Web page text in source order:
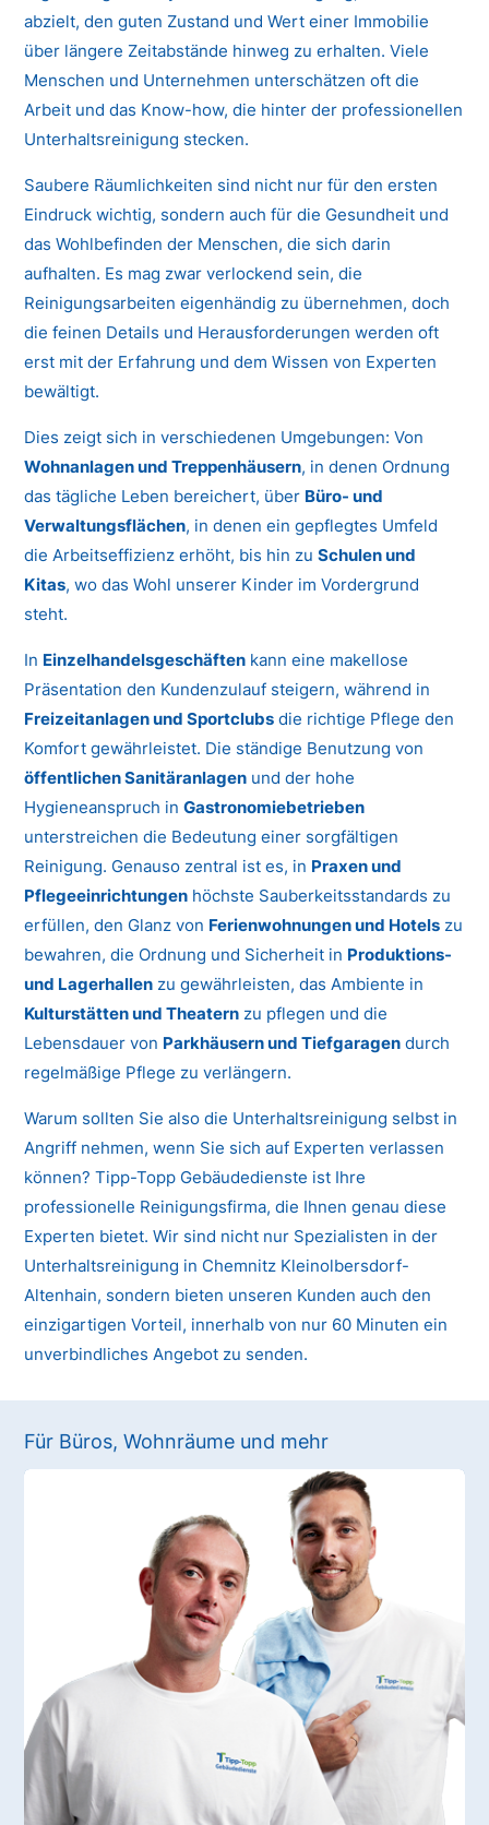
abzielt, den guten Zustand und Wert einer Immobilie
über längere Zeitabstände hinweg zu erhalten. Viele
Menschen und Unternehmen unterschätzen oft die
Arbeit und das Know-how, die hinter der professionellen
Unterhaltsreinigung stecken.
Saubere Räumlichkeiten sind nicht nur für den ersten
Eindruck wichtig, sondern auch für die Gesundheit und
das Wohlbefinden der Menschen, die sich darin
aufhalten. Es mag zwar verlockend sein, die
Reinigungsarbeiten eigenhändig zu übernehmen, doch
die feinen Details und Herausforderungen werden oft
erst mit der Erfahrung und dem Wissen von Experten
bewältigt.
Dies zeigt sich in verschiedenen Umgebungen: Von
Wohnanlagen und Treppenhäusern, in denen Ordnung
das tägliche Leben bereichert, über Büro- und
Verwaltungsflächen, in denen ein gepflegtes Umfeld
die Arbeitseffizienz erhöht, bis hin zuSchulen und
Kitas, wo das Wohl unserer Kinder im Vordergrund
steht.
In Einzelhandelsgeschäften kann eine makellose
Präsentation den Kundenzulauf steigern, während in
Freizeitanlagen und Sportclubs die richtige Pflege den
Komfort gewährleistet. Die ständige Benutzung von
öffentlichen Sanitäranlagen und der hohe
Hygieneanspruch inGastronomiebetrieben
unterstreichen die Bedeutung einer sorgfältigen
Reinigung. Genauso zentral ist es, in Praxen und
Pflegeeinrichtungen höchste Sauberkeitsstandards zu
erfüllen, den Glanz von Ferienwohnungen und Hotels zu
bewahren, die Ordnung und Sicherheit in Produktions-
und Lagerhallen zu gewährleisten, das Ambiente in
Kulturstätten und Theatern zu pflegen und die
Lebensdauer von Parkhäusern und Tiefgaragen durch
regelmäßige Pflege zu verlängern.
Warum sollten Sie also die Unterhaltsreinigung selbst in
Angriff nehmen, wenn Sie sich auf Experten verlassen
können? Tipp-Topp Gebäudedienste ist Ihre
professionelle Reinigungsfirma, die Ihnen genau diese
Experten bietet. Wir sind nicht nur Spezialisten in der
Unterhaltsreinigung in Chemnitz Kleinolbersdorf-
Altenhain, sondern bieten unseren Kunden auch den
einzigartigen Vorteil, innerhalb von nur 60 Minuten ein
unverbindliches Angebot zu senden.
Für Büros, Wohnräume und mehr